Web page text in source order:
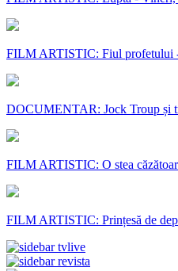
FILM ARTISTIC: Fiul profetului -
DOCUMENTAR: Jock Troup și
FILM ARTISTIC: O stea
FILM ARTISTIC: Prințesă de